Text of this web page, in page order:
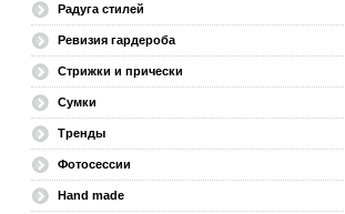
Радуга стилей
Ревизия гардероба
Стрижки и прически
Сумки
Тренды
Фотосессии
Hand made